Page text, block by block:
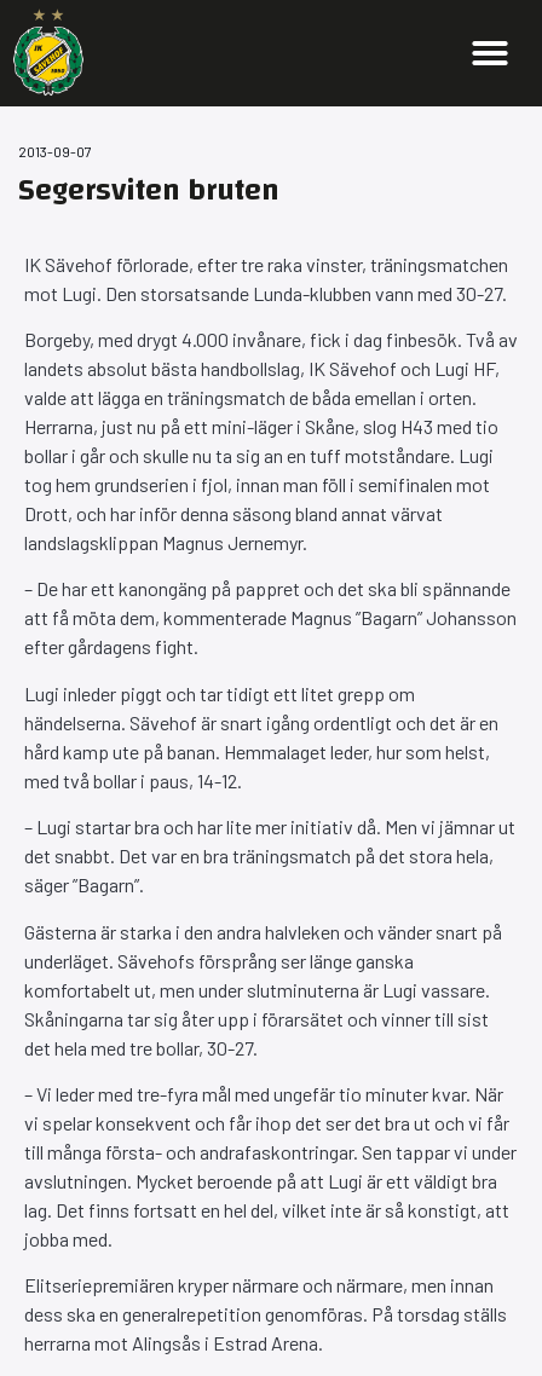
2013-09-07
Segersviten bruten
IK Sävehof förlorade, efter tre raka vinster, träningsmatchen
mot Lugi. Den storsatsande Lunda-klubben vann med 30-27.
Borgeby, med drygt 4.000 invånare, fick i dag finbesök. Två av
landets absolut bästa handbollslag, IK Sävehof och Lugi HF,
valde att lägga en träningsmatch de båda emellan i orten.
Herrarna, just nu på ett mini-läger i Skåne, slog H43 med tio
bollar i går och skulle nu ta sig an en tuff motståndare. Lugi
tog hem grundserien i fjol, innan man föll i semifinalen mot
Drott, och har inför denna säsong bland annat värvat
landslagsklippan Magnus Jernemyr.
– De har ett kanongäng på pappret och det ska bli spännande
att få möta dem, kommenterade Magnus ”Bagarn” Johansson
efter gårdagens fight.
Lugi inleder piggt och tar tidigt ett litet grepp om
händelserna. Sävehof är snart igång ordentligt och det är en
hård kamp ute på banan. Hemmalaget leder, hur som helst,
med två bollar i paus, 14-12.
– Lugi startar bra och har lite mer initiativ då. Men vi jämnar ut
det snabbt. Det var en bra träningsmatch på det stora hela,
säger ”Bagarn”.
Gästerna är starka i den andra halvleken och vänder snart på
underläget. Sävehofs försprång ser länge ganska
komfortabelt ut, men under slutminuterna är Lugi vassare.
Skåningarna tar sig åter upp i förarsätet och vinner till sist
det hela med tre bollar, 30-27.
– Vi leder med tre-fyra mål med ungefär tio minuter kvar. När
vi spelar konsekvent och får ihop det ser det bra ut och vi får
till många första- och andrafaskontringar. Sen tappar vi under
avslutningen. Mycket beroende på att Lugi är ett väldigt bra
lag. Det finns fortsatt en hel del, vilket inte är så konstigt, att
jobba med.
Elitseriepremiären kryper närmare och närmare, men innan
dess ska en generalrepetition genomföras. På torsdag ställs
herrarna mot Alingsås i Estrad Arena.